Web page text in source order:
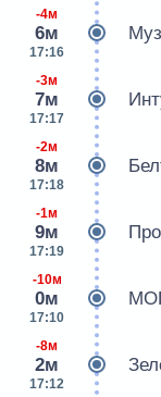
-4м
6м
17:16
-3м
7м
17:17
-2м
8м
17:18
-1м
9м
17:19
-10м
0м
17:10
-8м
2м
17:12